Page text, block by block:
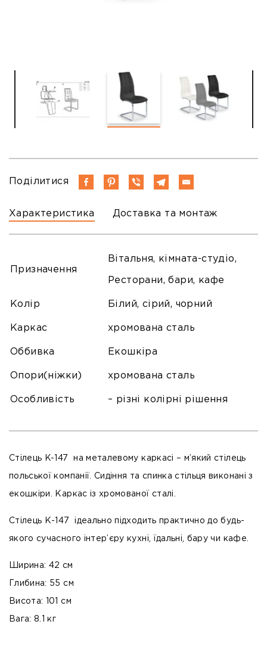
Характеристика Доставка та монтаж
Поділитися
Призначення
Вітальня, кімната-студіо,
Ресторани, бари, кафе
Колір Білий, сірий, чорний
Каркас хромована сталь
Оббивка Екошкіра
Опори(ніжки) хромована сталь
Особливість – різні колірні рішення
Стілець K-147 на металевому каркасі – м’який стілець
польської компанії. Сидіння та спинка стільця виконані з
екошкіри. Каркас із хромованої сталі.
Стілець К-147 ідеально підходить практично до будь-
якого сучасного інтер’єру кухні, їдальні, бару чи кафе.
Ширина: 42 см
Глибина: 55 см
Висота: 101 см
Вага: 8.1 кг